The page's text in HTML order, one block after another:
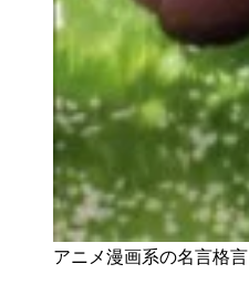
アニメ漫画系の名言格言